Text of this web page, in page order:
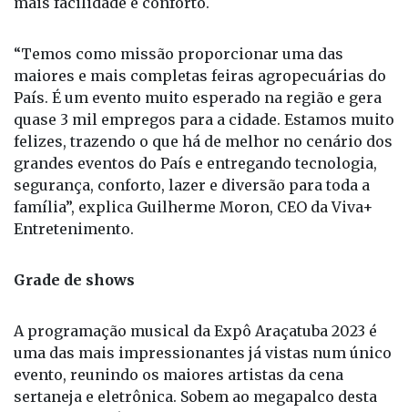
País. É um evento muito esperado na região e gera
felizes, trazendo o que há de melhor no cenário dos
grandes eventos do País e entregando tecnologia,
segurança, conforto, lazer e diversão para toda a
família”, explica Guilherme Moron, CEO da Viva+
Entretenimento.
Grade de shows
evento, reunindo os maiores artistas da cena
edição da Expô, o Arena Viva+ Show, nomes como
Gusttavo Lima, Maiara & Maraisa, Jorge & Mateus,
Alok, Ana Castela, Henrique & Juliano, Gustavo
Mioto, Luan Santana, Zé Neto & Cristiano, além de